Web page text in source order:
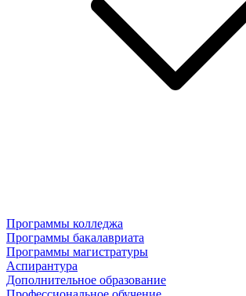
Программы колледжа
Программы бакалавриата
Программы магистратуры
Аспирантура
Дополнительное образование